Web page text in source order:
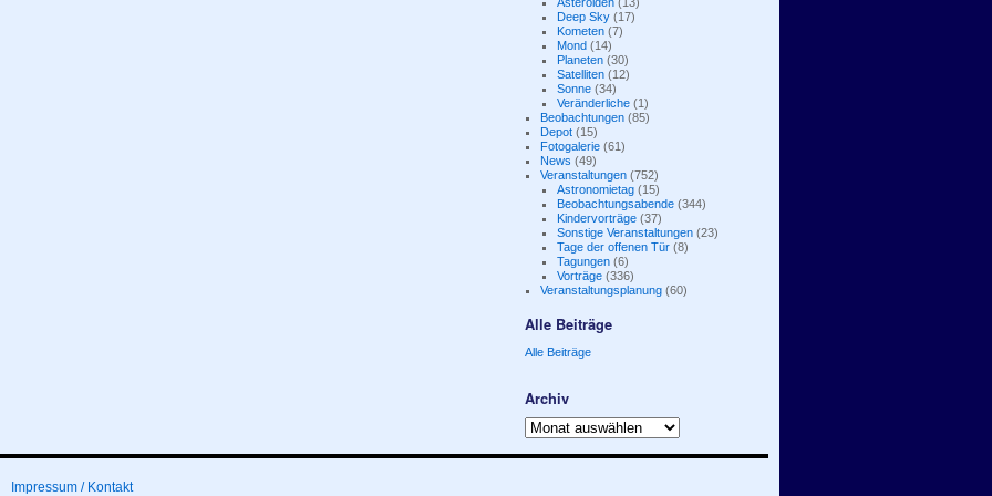
Deep Sky(17)
Kometen(7)
Mond(14)
Planeten(30)
Satelliten(12)
Sonne(34)
Veränderliche(1)
Beobachtungen (85)
Depot (15)
Fotogalerie (61)
News (49)
Veranstaltungen (752)
Astronomietag(15)
Beobachtungsabende(344)
Kindervorträge(37)
Sonstige Veranstaltungen(23)
Tage der offenen Tür(8)
Tagungen(6)
Vorträge(336)
Veranstaltungsplanung (60)
Alle Beiträge
Alle Beiträge
Archiv
Archiv
Impressum / Kontakt